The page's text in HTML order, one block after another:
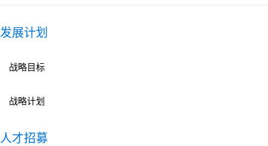
发展计划
战略目标
战略计划
人才招募